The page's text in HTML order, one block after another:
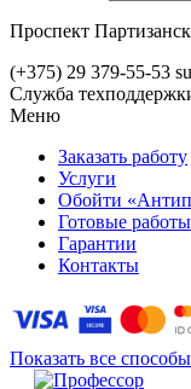
Проспект
(+375) 29 379-55-53
Служба
Меню
Заказать работу
Услуги
Обойти
Готовые работы
Гарантии
Контакты
Показать все